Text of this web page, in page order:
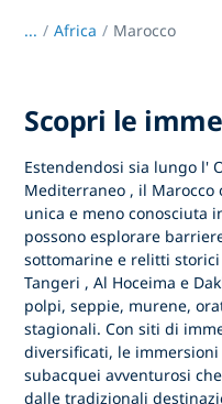
... / Africa Marocco
Scopri le
Estendendosi sia lungo l'
Mediterraneo , il Marocco
unica e meno conosciuta
possono esplorare
sottomarine e relitti
Tangeri ,Al Hoceima e
polpi, seppie, murene,
stagionali. Con siti di
diversificati, le
subacquei avventurosi
dalle tradizionali